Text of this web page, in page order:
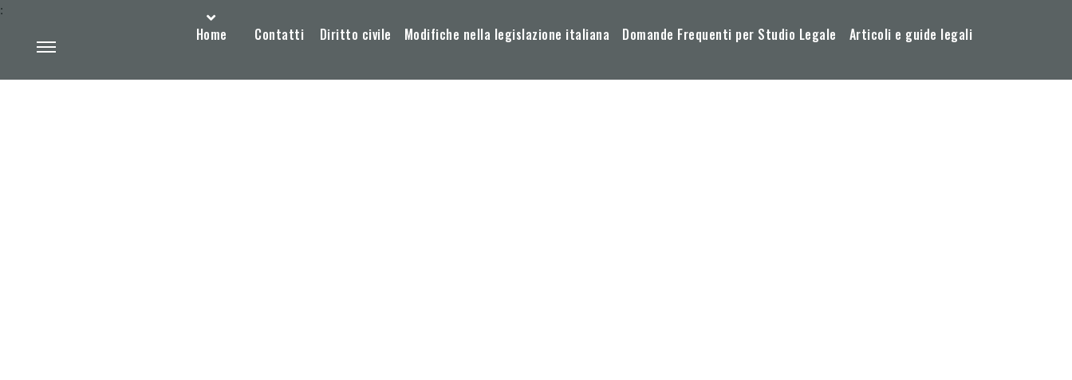
Home Contatti Diritto civile Modifiche nella legislazione italiana Domande Frequenti per Studio Legale Articoli e guide legali
: